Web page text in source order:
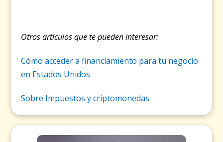
Otros artículos que te pueden interesar:
Cómo acceder a financiamiento para tu negocio
en Estados Unidos
Sobre Impuestos y criptomonedas